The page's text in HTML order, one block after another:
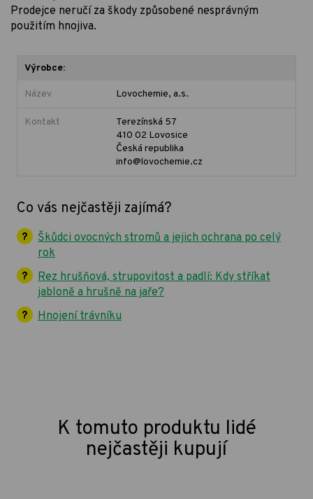
Prodejce neručí za škody způsobené nesprávným
použitím hnojiva.
Výrobce:
Název Lovochemie, a.s.
Kontakt
Terezínská 57
410 02 Lovosice
Česká republika
info@lovochemie.cz
Co vás nejčastěji zajímá?
Škůdci ovocných stromů a jejich ochrana po celý
rok
Rez hrušňová, strupovitost a padlí: Kdy stříkat
jabloně a hrušně na jaře?
Hnojení trávníku
K tomuto produktu lidé
nejčastěji kupují